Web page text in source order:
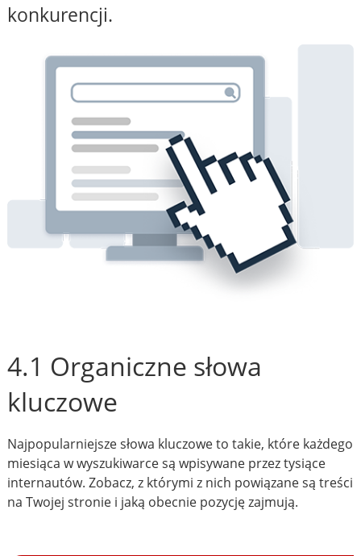
konkurencji.
4.1 Organiczne słowa
kluczowe
Najpopularniejsze słowa kluczowe to takie, które każdego
miesiąca w wyszukiwarce są wpisywane przez tysiące
internautów. Zobacz, z którymi z nich powiązane są treści
na Twojej stronie i jaką obecnie pozycję zajmują.